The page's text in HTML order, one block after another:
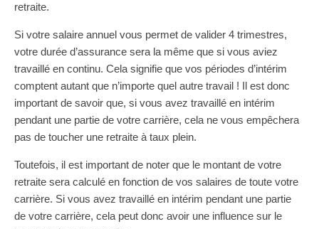
retraite.
Si votre salaire annuel vous permet de valider 4 trimestres,
votre durée d’assurance sera la même que si vous aviez
travaillé en continu. Cela signifie que vos périodes d’intérim
comptent autant que n’importe quel autre travail ! Il est donc
important de savoir que, si vous avez travaillé en intérim
pendant une partie de votre carrière, cela ne vous empêchera
pas de toucher une retraite à taux plein.
Toutefois, il est important de noter que le montant de votre
retraite sera calculé en fonction de vos salaires de toute votre
carrière. Si vous avez travaillé en intérim pendant une partie
de votre carrière, cela peut donc avoir une influence sur le